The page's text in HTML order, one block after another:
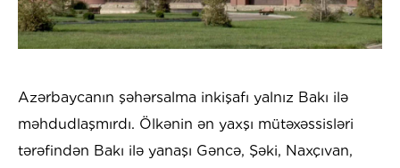
Azərbaycanın şəhərsalma inkişafı yalnız Bakı ilə
məhdudlaşmırdı. Ölkənin ən yaxşı mütəxəssisləri
tərəfindən Bakı ilə yanaşı Gəncə, Şəki, Naxçıvan,